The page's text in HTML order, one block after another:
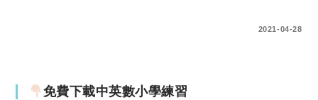
2021-04-28
免費下載中英數小學練習